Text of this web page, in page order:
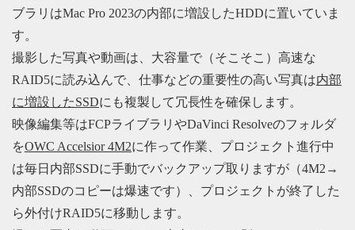
ブラリはMac Pro 2023の内部に増設したHDDに置いていま
す。
撮影した写真や動画は、大容量で（そこそこ）高速な
RAID5に読み込んで、仕事などの重要性の高い写真は内部
に増設したSSDにも複製して冗長性を確保します。
映像編集等はFCPライブラリやDaVinci Resolveのフォルダ
をOWC Accelsior 4M2に作って作業、プロジェクト進行中
は毎日内部SSDに手動でバックアップ取りますが（4M2→
内部SSDのコピーは爆速です）、プロジェクトが終了した
ら外付けRAID5に移動します。